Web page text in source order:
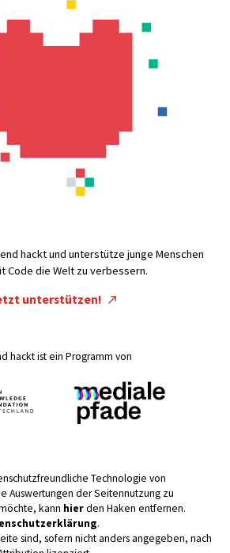
hackt und unterstütze junge Menschen
Code die Welt zu verbessern.
unterstützen!
hackt ist ein Programm von
Technologie von
Auswertungen der Seitennutzung zu
kann hierden Haken entfernen.
.
sind, sofern nicht anders angegeben, nach